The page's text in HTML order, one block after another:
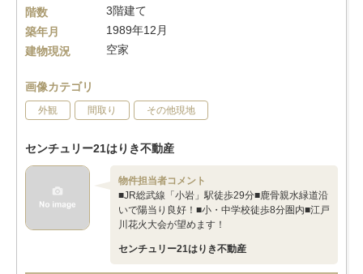
階数
3階建て
築年月
1989年12月
建物現況
空家
画像カテゴリ
外観 間取り その他現地
センチュリー21はりき不動産
物件担当者コメント
■JR総武線「小岩」駅徒歩29分■鹿骨親水緑道沿
いで陽当り良好！■小・中学校徒歩8分圏内■江戸
川花火大会が望めます！
センチュリー21はりき不動産